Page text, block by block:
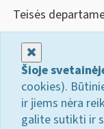
Teisės
Šioje
cookies).
ir jiems nėra
galite sutikti ir